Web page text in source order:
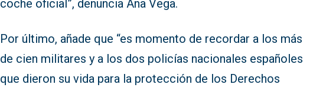
coche oficial”, denuncia Ana Vega.
Por último, añade que “es momento de recordar a los más
de cien militares y a los dos policías nacionales españoles
que dieron su vida para la protección de los Derechos